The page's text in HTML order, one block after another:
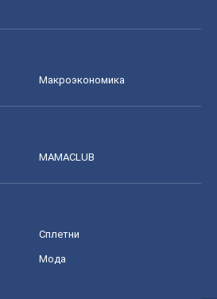
Mакроэкономика
MAMACLUB
Сплетни
Мода